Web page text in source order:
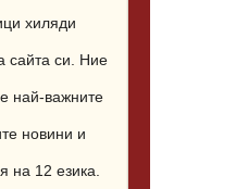
Декември
Февруари
хиляди
сайта си. Ние
най-важните
новини и
на 12 езика.